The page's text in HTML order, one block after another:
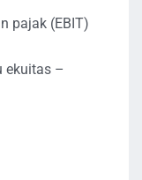
pajak (EBIT)
ekuitas –